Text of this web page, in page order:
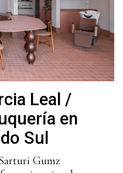
Leal /
en
Sul
Gumz